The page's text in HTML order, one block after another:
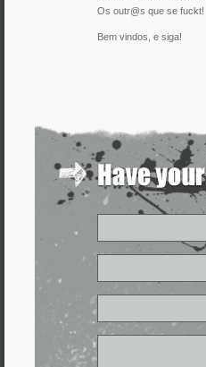
Os outr@s que se fuckt!
Bem vindos, e siga!